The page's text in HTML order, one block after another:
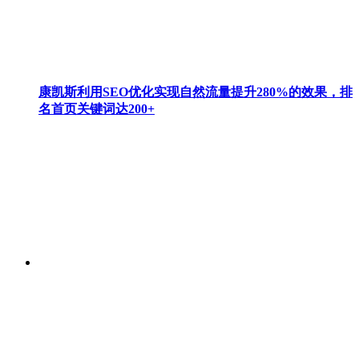
康凯斯利用SEO优化实现自然流量提升280%的效果，排
名首页关键词达200+